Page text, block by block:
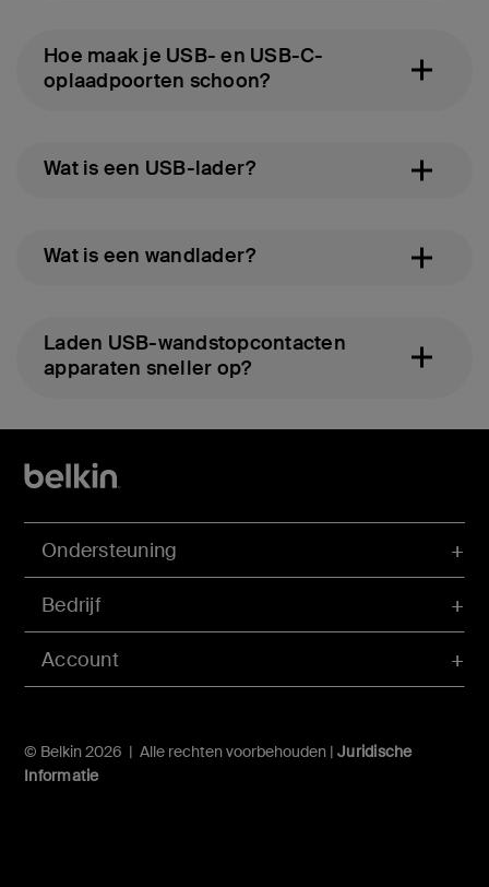
Hoe maak je USB- en USB-C-
oplaadpoorten schoon?
Wat is een USB-lader?
Wat is een wandlader?
Laden USB-wandstopcontacten
apparaten sneller op?
Account
Ondersteuning
Bedrijf
© Belkin 2026 | Alle rechten voorbehouden | Juridische
Informatie